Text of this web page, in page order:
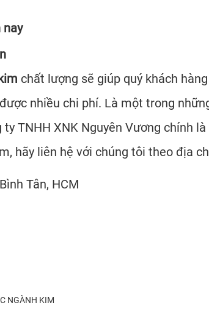
chất lượng sẽ giúp quý khách
nhiều chi phí. Là một trong
TNHH XNK Nguyên Vương chính
hãy liên hệ với chúng tôi theo địa
Tân, HCM
NGÀNH KIM